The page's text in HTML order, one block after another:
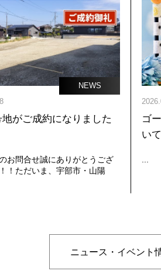
NEWS
がご成約になりました
お問合せ誠にありがとうござ
！ただいま、宇部市・山陽
ゴ
いて
ニュース・イベント